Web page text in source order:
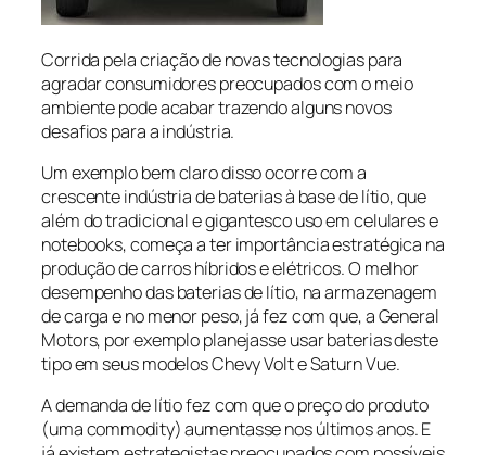
Corrida pela criação de novas tecnologias para
agradar consumidores preocupados com o meio
ambiente pode acabar trazendo alguns novos
desafios para a indústria.
Um exemplo bem claro disso ocorre com a
crescente indústria de baterias à base de lítio, que
além do tradicional e gigantesco uso em celulares e
notebooks, começa a ter importância estratégica na
produção de carros híbridos e elétricos. O melhor
desempenho das baterias de lítio, na armazenagem
de carga e no menor peso, já fez com que, a General
Motors, por exemplo planejasse usar baterias deste
tipo em seus modelos Chevy Volt e Saturn Vue.
A demanda de lítio fez com que o preço do produto
(uma commodity) aumentasse nos últimos anos. E